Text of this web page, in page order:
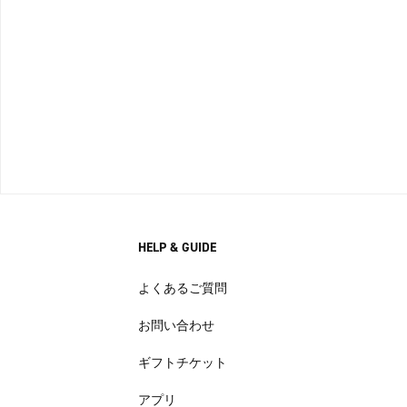
HELP & GUIDE
よくあるご質問
お問い合わせ
ギフトチケット
アプリ